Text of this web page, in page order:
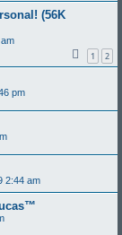
(56K
1 2
pm
2:44 am